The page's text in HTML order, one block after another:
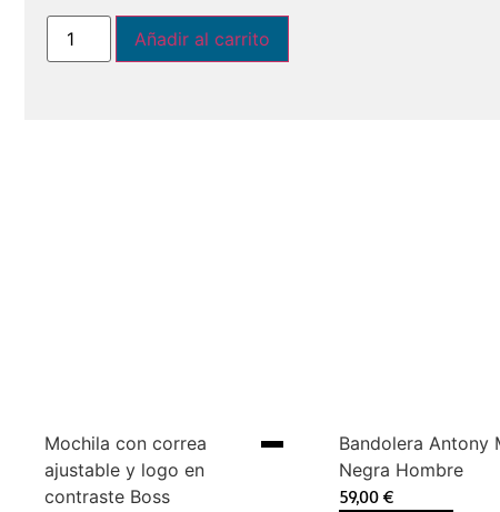
Añadir al carrito
Mochila con correa
ajustable y logo en
contraste Boss
Bandolera Antony
Negra Hombre
59,00 €